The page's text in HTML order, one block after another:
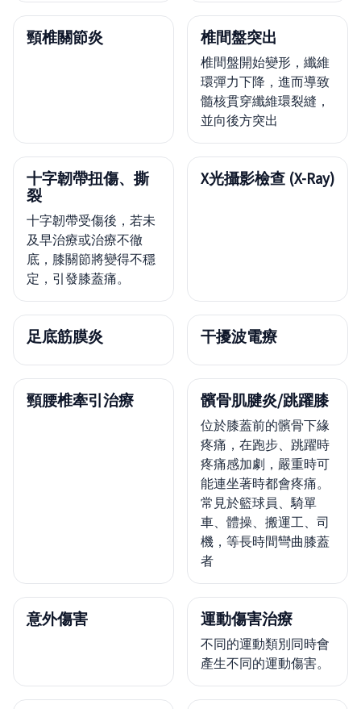
頸椎關節炎 椎間盤突出
椎間盤開始變形，纖維
環彈力下降，進而導致
髓核貫穿纖維環裂縫，
並向後方突出
十字韌帶扭傷、撕
裂
十字韌帶受傷後，若未
及早治療或治療不徹
底，膝關節將變得不穩
定，引發膝蓋痛。
X光攝影檢查 (X-Ray)
足底筋膜炎 干擾波電療
頸腰椎牽引治療 髕骨肌腱炎/跳躍膝
位於膝蓋前的髕骨下緣
疼痛，在跑步、跳躍時
疼痛感加劇，嚴重時可
能連坐著時都會疼痛。
常見於籃球員、騎單
車、體操、搬運工、司
機，等長時間彎曲膝蓋
者
意外傷害 運動傷害治療
不同的運動類別同時會
產生不同的運動傷害。